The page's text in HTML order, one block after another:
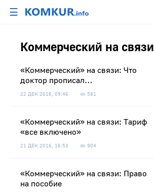
☰
Коммерческий на связи
«Коммерческий» на связи: Что
доктор прописал…
22 ДЕК 2016, 09:46 581
«Коммерческий» на связи: Тариф
«все включено»
21 ДЕК 2016, 16:53 904
«Коммерческий» на связи: Право
на пособие